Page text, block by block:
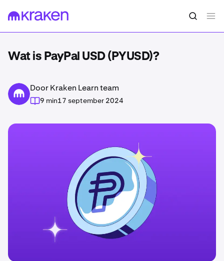
Wat is PayPal USD (PYUSD)?
Door Kraken Learn team
9 min17 september 2024